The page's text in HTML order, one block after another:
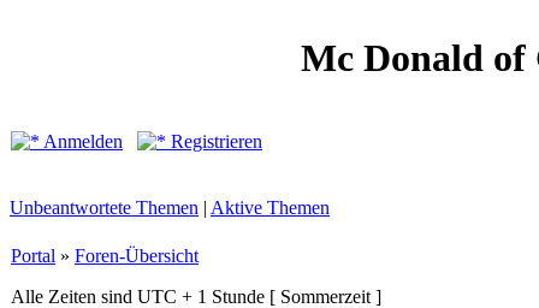
Mc Donald of
Anmelden Registrieren
Unbeantwortete Themen | Aktive Themen
Portal » Foren-Übersicht
Alle Zeiten sind UTC + 1 Stunde [ Sommerzeit ]